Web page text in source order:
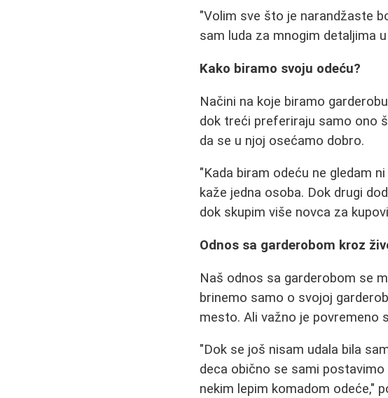
"Volim sve što je narandžaste
sam luda za mnogim detaljima
Kako biramo svoju odeću?
Načini na koje biramo
dok treći preferiraju samo ono
da se u njoj osećamo dobro.
"Kada biram odeću ne gledam
kaže jedna osoba. Dok drugi
dok skupim više novca za
Odnos sa garderobom kroz
Naš odnos sa garderobom se
brinemo samo o svojoj
mesto. Ali važno je povremeno
"Dok se još nisam udala bila
deca obično se sami
nekim lepim komadom odeće,"